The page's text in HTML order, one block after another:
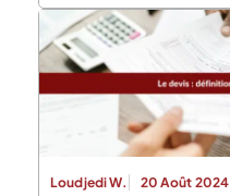
Loudjedi W. 20 Août 2024